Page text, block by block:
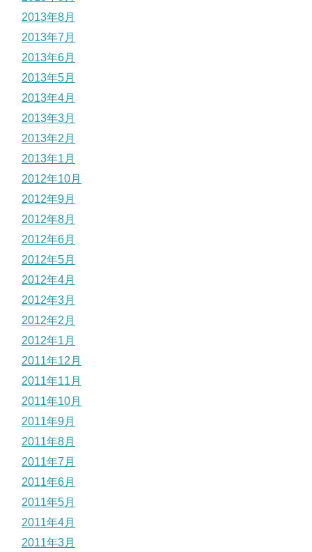
2013年8月
2013年7月
2013年6月
2013年5月
2013年4月
2013年3月
2013年2月
2013年1月
2012年10月
2012年9月
2012年8月
2012年6月
2012年5月
2012年4月
2012年3月
2012年2月
2012年1月
2011年12月
2011年11月
2011年10月
2011年9月
2011年8月
2011年7月
2011年6月
2011年5月
2011年4月
2011年3月